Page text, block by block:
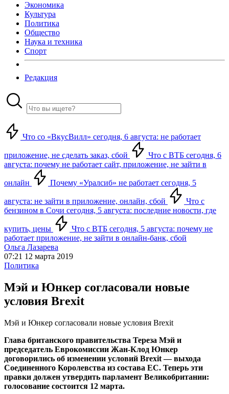
Экономика
Культура
Политика
Общество
Наука и техника
Спорт
Редакция
Что со «ВкусВилл» сегодня, 6 августа: не работает
приложение, не сделать заказ, сбой
Что с ВТБ сегодня, 6
августа: почему не работает сайт, приложение, не зайти в
онлайн Почему «Уралсиб» не работает сегодня, 5
августа: не зайти в приложение, онлайн, сбой
Что с
бензином в Сочи сегодня, 5 августа: последние новости, где
купить, цены
Что с ВТБ сегодня, 5 августа: почему не
работает приложение, не зайти в онлайн-банк, сбой
Ольга Лазарева
07:21 12 марта 2019
Политика
Мэй и Юнкер согласовали новые
условия Brexit
Мэй и Юнкер согласовали новые условия Brexit
Глава британского правительства Тереза Мэй и
председатель Еврокомиссии Жан-Клод Юнкер
договорились об изменении условий Brexit — выхода
Соединенного Королевства из состава ЕС. Теперь эти
правки должен утвердить парламент Великобритании:
голосование состоится 12 марта.